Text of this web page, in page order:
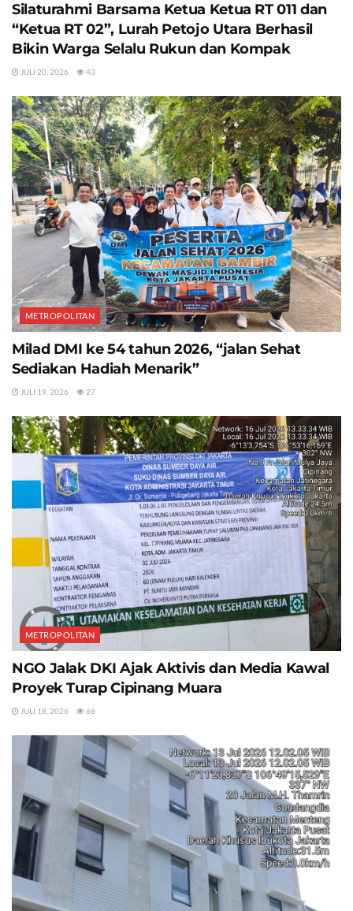
Silaturahmi Barsama Ketua Ketua RT 011 dan
“Ketua RT 02”, Lurah Petojo Utara Berhasil
Bikin Warga Selalu Rukun dan Kompak
JULI 20, 2026 43
METROPOLITAN
Milad DMI ke 54 tahun 2026, “jalan Sehat
Sediakan Hadiah Menarik”
JULI 19, 2026 27
METROPOLITAN
NGO Jalak DKI Ajak Aktivis dan Media Kawal
Proyek Turap Cipinang Muara
JULI 18, 2026 68